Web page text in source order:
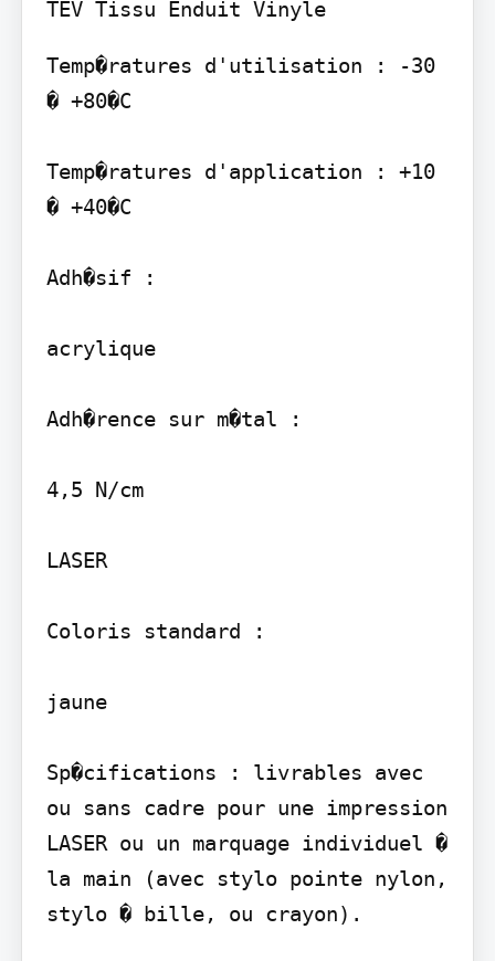
TEV Tissu Enduit Vinyle
Temp�ratures d'utilisation : -30
� +80�C
Temp�ratures d'application : +10
� +40�C
Adh�sif :
acrylique
Adh�rence sur m�tal :
4,5 N/cm
LASER
Coloris standard :
jaune
Sp�cifications : livrables avec
ou sans cadre pour une impression
LASER ou un marquage individuel �
la main (avec stylo pointe nylon,
stylo � bille, ou crayon).